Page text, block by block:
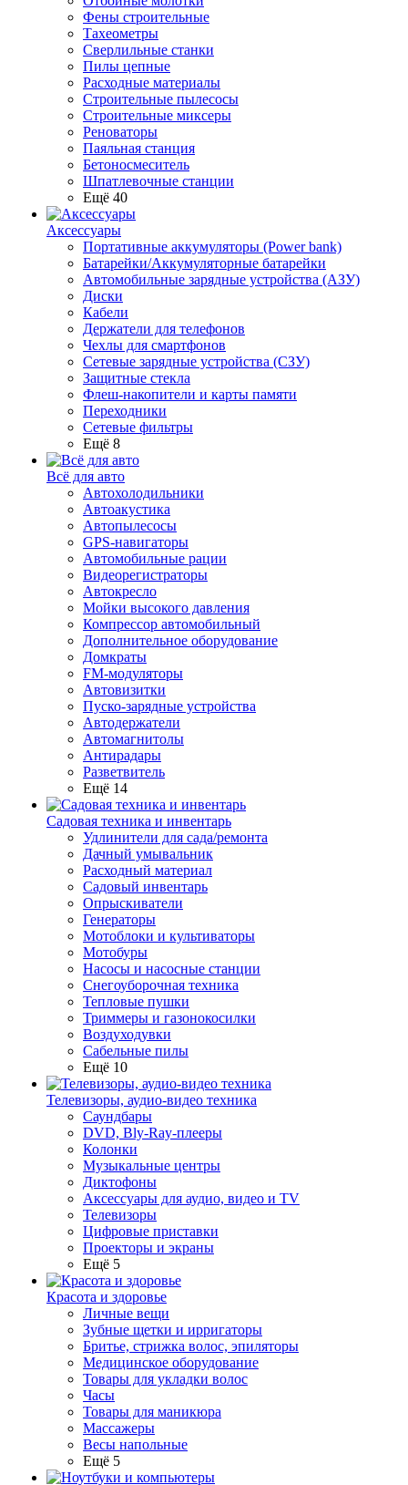
Фены строительные
Тахеометры
Сверлильные станки
Пилы цепные
Расходные материалы
Строительные пылесосы
Строительные миксеры
Реноваторы
Паяльная станция
Бетоносмеситель
Шпатлевочные станции
Ещё 40
Аксессуары
Портативные аккумуляторы (Power bank)
Батарейки/Аккумуляторные батарейки
Автомобильные зарядные устройства (АЗУ)
Диски
Кабели
Держатели для телефонов
Чехлы для смартфонов
Сетевые зарядные устройства (СЗУ)
Защитные стекла
Флеш-накопители и карты памяти
Переходники
Сетевые фильтры
Ещё 8
Всё для авто
Автохолодильники
Автоакустика
Автопылесосы
GPS-навигаторы
Автомобильные рации
Видеорегистраторы
Автокресло
Мойки высокого давления
Компрессор автомобильный
Дополнительное оборудование
Домкраты
FM-модуляторы
Автовизитки
Пуско-зарядные устройства
Автодержатели
Автомагнитолы
Антирадары
Разветвитель
Ещё 14
Садовая техника и инвентарь
Удлинители для сада/ремонта
Дачный умывальник
Расходный материал
Садовый инвентарь
Опрыскиватели
Генераторы
Мотоблоки и культиваторы
Мотобуры
Насосы и насосные станции
Снегоуборочная техника
Тепловые пушки
Триммеры и газонокосилки
Воздуходувки
Сабельные пилы
Ещё 10
Телевизоры, аудио-видео техника
Саундбары
DVD, Bly-Ray-плееры
Колонки
Музыкальные центры
Диктофоны
Аксессуары для аудио, видео и TV
Телевизоры
Цифровые приставки
Проекторы и экраны
Ещё 5
Красота и здоровье
Личные вещи
Зубные щетки и ирригаторы
Бритье, стрижка волос, эпиляторы
Медицинское оборудование
Товары для укладки волос
Часы
Товары для маникюра
Массажеры
Весы напольные
Ещё 5